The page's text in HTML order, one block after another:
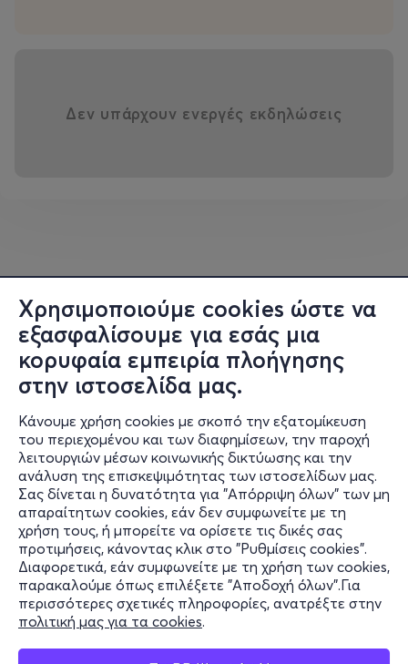
Χρησιμοποιούμε cookies ώστε να
εξασφαλίσουμε για εσάς μια
κορυφαία εμπειρία πλοήγησης
στην ιστοσελίδα μας.
Κάνουμε χρήση cookies με σκοπό την εξατομίκευση
του περιεχομένου και των διαφημίσεων, την παροχή
λειτουργιών μέσων κοινωνικής δικτύωσης και την
ανάλυση της επισκεψιμότητας των ιστοσελίδων μας.
Σας δίνεται η δυνατότητα για "Απόρριψη όλων" των μη
απαραίτητων cookies, εάν δεν συμφωνείτε με τη
χρήση τους, ή μπορείτε να ορίσετε τις δικές σας
προτιμήσεις, κάνοντας κλικ στο "Ρυθμίσεις cookies".
Διαφορετικά, εάν συμφωνείτε με τη χρήση των cookies,
παρακαλούμε όπως επιλέξετε "Αποδοχή όλων".Για
περισσότερες σχετικές πληροφορίες, ανατρέξτε στην
πολιτική μας για τα cookies.
Δεν υπάρχουν ενεργές εκδηλώσεις
Πληροφορίες
Υποστήριξη
Stay Connected
Mobile app